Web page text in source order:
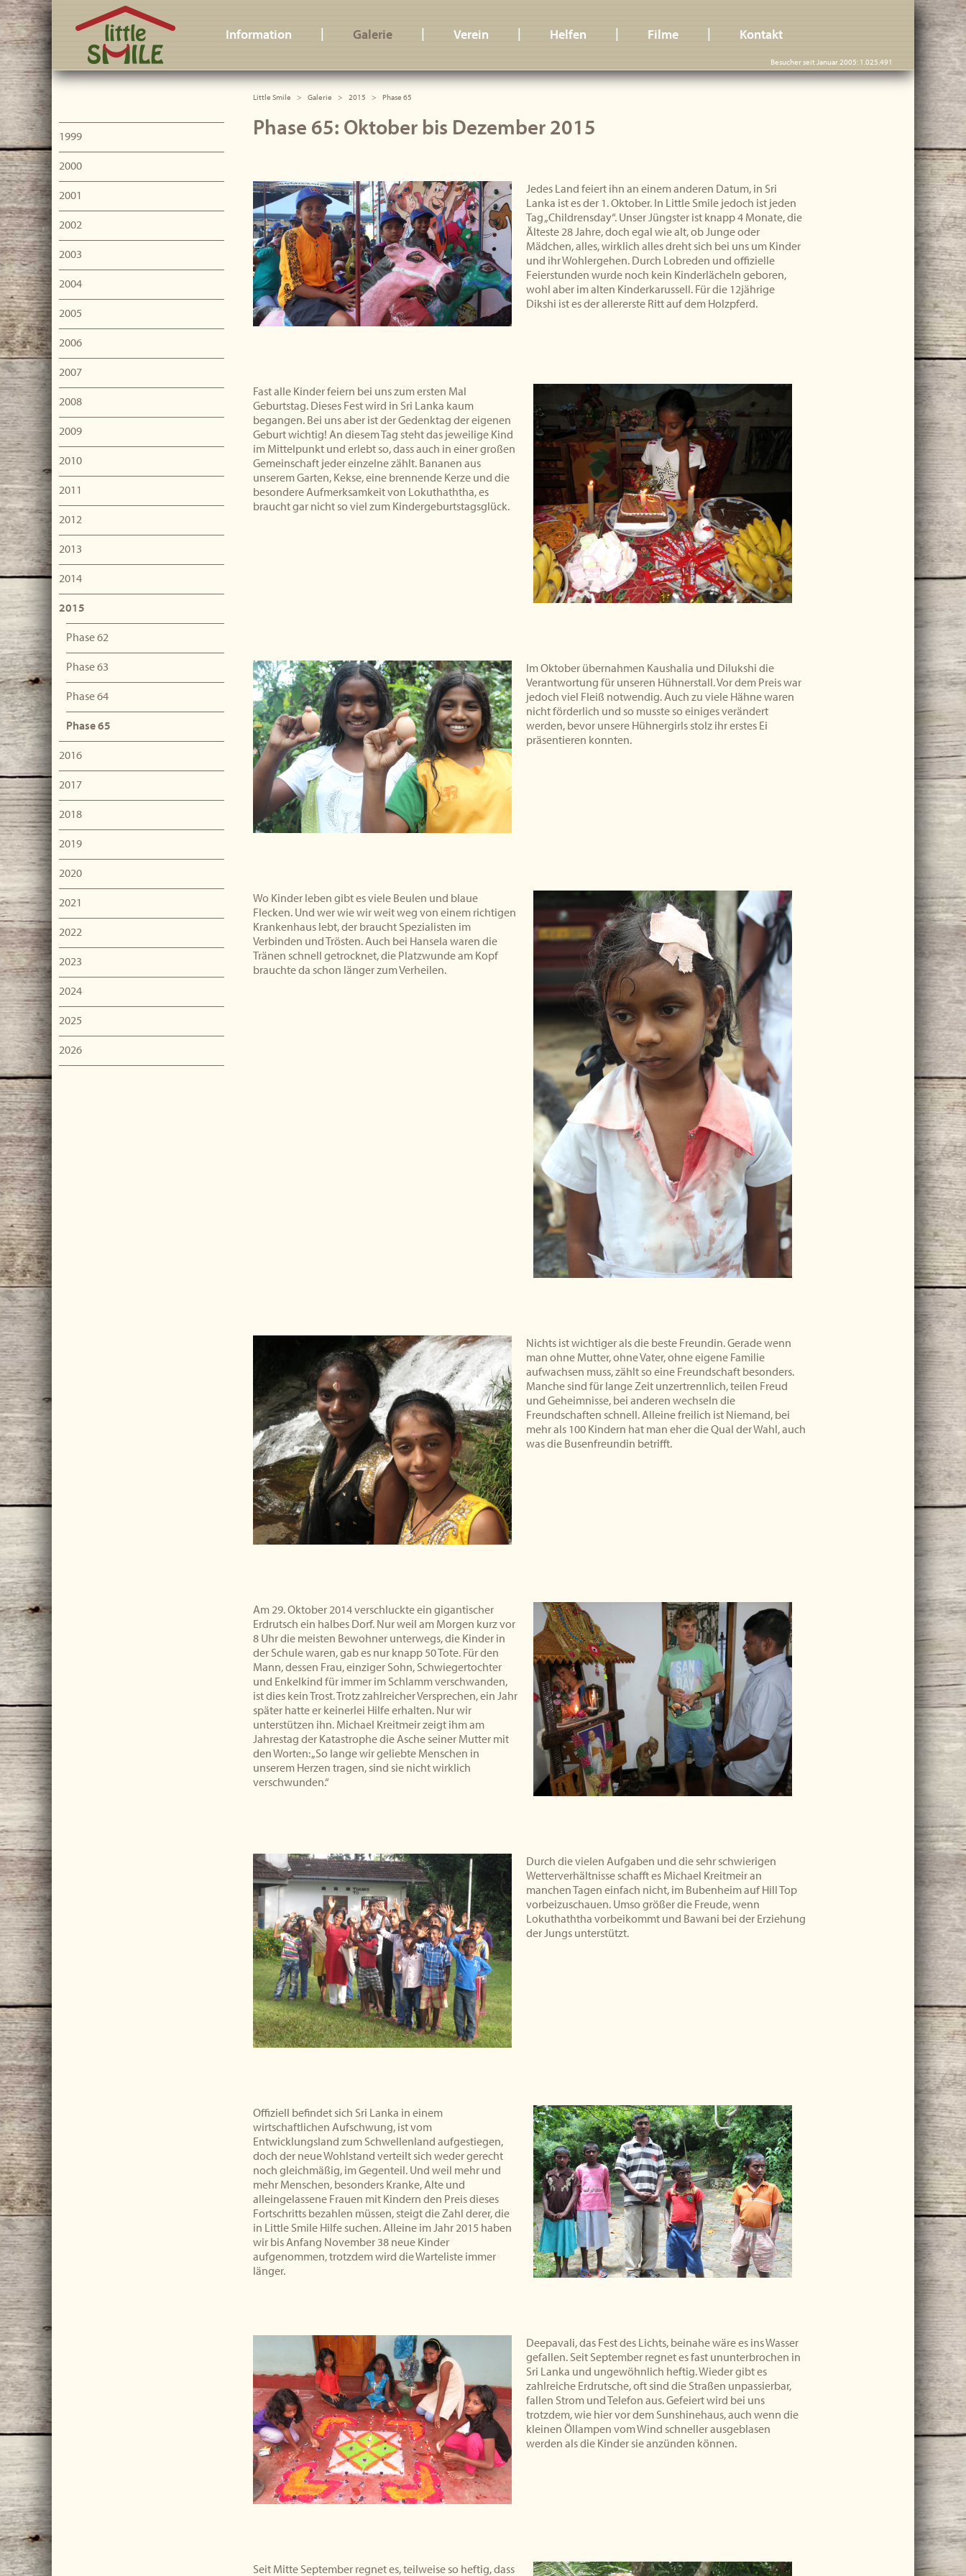
Information | Galerie | Verein | Helfen | Filme | Kontakt
Besucher seit Januar 2005: 1.025.491
Little Smile Galerie 2015 Phase 65
1999
2000
2001
2002
2003
2004
2005
2006
2007
2008
2009
2010
2011
2012
2013
2014
2015
Phase 62
Phase 63
Phase 64
Phase 65
2016
2017
2018
2019
2020
2021
2022
2023
2024
2025
2026
Phase 65: Oktober bis Dezember 2015
Jedes Land feiert ihn an einem anderen Datum, in Sri
Lanka ist es der 1. Oktober. In Little Smile jedoch ist jeden
Tag „Childrensday“. Unser Jüngster ist knapp 4 Monate, die
Älteste 28 Jahre, doch egal wie alt, ob Junge oder
Mädchen, alles, wirklich alles dreht sich bei uns um Kinder
und ihr Wohlergehen. Durch Lobreden und offizielle
Feierstunden wurde noch kein Kinderlächeln geboren,
wohl aber im alten Kinderkarussell. Für die 12jährige
Dikshi ist es der allererste Ritt auf dem Holzpferd.
Fast alle Kinder feiern bei uns zum ersten Mal
Geburtstag. Dieses Fest wird in Sri Lanka kaum
begangen. Bei uns aber ist der Gedenktag der eigenen
Geburt wichtig! An diesem Tag steht das jeweilige Kind
im Mittelpunkt und erlebt so, dass auch in einer großen
Gemeinschaft jeder einzelne zählt. Bananen aus
unserem Garten, Kekse, eine brennende Kerze und die
besondere Aufmerksamkeit von Lokuthaththa, es
braucht gar nicht so viel zum Kindergeburtstagsglück.
Im Oktober übernahmen Kaushalia und Dilukshi die
Verantwortung für unseren Hühnerstall. Vor dem Preis war
jedoch viel Fleiß notwendig. Auch zu viele Hähne waren
nicht förderlich und so musste so einiges verändert
werden, bevor unsere Hühnergirls stolz ihr erstes Ei
präsentieren konnten.
Wo Kinder leben gibt es viele Beulen und blaue
Flecken. Und wer wie wir weit weg von einem richtigen
Krankenhaus lebt, der braucht Spezialisten im
Verbinden und Trösten. Auch bei Hansela waren die
Tränen schnell getrocknet, die Platzwunde am Kopf
brauchte da schon länger zum Verheilen.
Nichts ist wichtiger als die beste Freundin. Gerade wenn
man ohne Mutter, ohne Vater, ohne eigene Familie
aufwachsen muss, zählt so eine Freundschaft besonders.
Manche sind für lange Zeit unzertrennlich, teilen Freud
und Geheimnisse, bei anderen wechseln die
Freundschaften schnell. Alleine freilich ist Niemand, bei
mehr als 100 Kindern hat man eher die Qual der Wahl, auch
was die Busenfreundin betrifft.
Am 29. Oktober 2014 verschluckte ein gigantischer
Erdrutsch ein halbes Dorf. Nur weil am Morgen kurz vor
8 Uhr die meisten Bewohner unterwegs, die Kinder in
der Schule waren, gab es nur knapp 50 Tote. Für den
Mann, dessen Frau, einziger Sohn, Schwiegertochter
und Enkelkind für immer im Schlamm verschwanden,
ist dies kein Trost. Trotz zahlreicher Versprechen, ein Jahr
später hatte er keinerlei Hilfe erhalten. Nur wir
unterstützen ihn. Michael Kreitmeir zeigt ihm am
Jahrestag der Katastrophe die Asche seiner Mutter mit
den Worten: „So lange wir geliebte Menschen in
unserem Herzen tragen, sind sie nicht wirklich
verschwunden.“
Durch die vielen Aufgaben und die sehr schwierigen
Wetterverhältnisse schafft es Michael Kreitmeir an
manchen Tagen einfach nicht, im Bubenheim auf Hill Top
vorbeizuschauen. Umso größer die Freude, wenn
Lokuthaththa vorbeikommt und Bawani bei der Erziehung
der Jungs unterstützt.
Offiziell befindet sich Sri Lanka in einem
wirtschaftlichen Aufschwung, ist vom
Entwicklungsland zum Schwellenland aufgestiegen,
doch der neue Wohlstand verteilt sich weder gerecht
noch gleichmäßig, im Gegenteil. Und weil mehr und
mehr Menschen, besonders Kranke, Alte und
alleingelassene Frauen mit Kindern den Preis dieses
Fortschritts bezahlen müssen, steigt die Zahl derer, die
in Little Smile Hilfe suchen. Alleine im Jahr 2015 haben
wir bis Anfang November 38 neue Kinder
aufgenommen, trotzdem wird die Warteliste immer
länger.
Deepavali, das Fest des Lichts, beinahe wäre es ins Wasser
gefallen. Seit September regnet es fast ununterbrochen in
Sri Lanka und ungewöhnlich heftig. Wieder gibt es
zahlreiche Erdrutsche, oft sind die Straßen unpassierbar,
fallen Strom und Telefon aus. Gefeiert wird bei uns
trotzdem, wie hier vor dem Sunshinehaus, auch wenn die
kleinen Öllampen vom Wind schneller ausgeblasen
werden als die Kinder sie anzünden können.
Seit Mitte September regnet es, teilweise so heftig, dass